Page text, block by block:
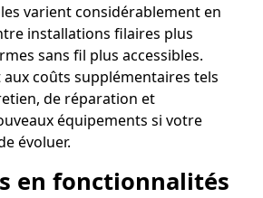
varient considérablement en
installations filaires plus
sans fil plus accessibles.
aux coûts supplémentaires tels
de réparation et
équipements si votre
évoluer.
en fonctionnalités